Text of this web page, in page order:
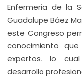
Enfermería de la
Guadalupe Báez
este Congreso
conocimiento
expertos, lo
desarrollo